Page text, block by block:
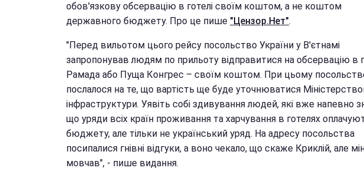
обов'язкову обсервацію в готелі своїм коштом, а не коштом
державного бюджету. Про це пише "Цензор.Нет".
"Перед вильотом цього рейсу посольство України у В'єтнамі
запропонував людям по прильоту відправитися на обсервацію в
Рамада або Пуща Конгрес – своїм коштом. При цьому
послалося на те, що вартість ще буде уточнюватися
інфраструктури. Уявіть собі здивування людей, які вже напевно
що уряди всіх країн проживання та харчування в готелях
бюджету, але тільки не український уряд. На адресу посольства
посипалися гнівні відгуки, а воно чекало, що скаже Криклій, але
мовчав", - пише видання.